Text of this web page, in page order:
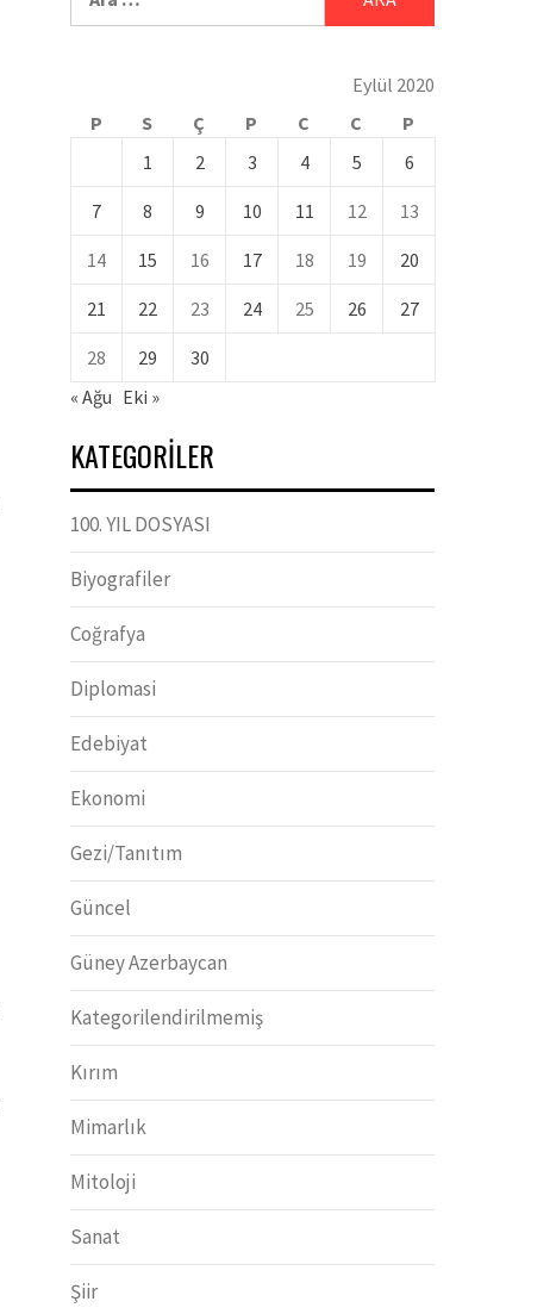
Eylül 2020
P
S Ç P C C
P
1
2 3 4 5 6
7 8 9 10 11 12 13
14 15 16 17 18 19 20
21 22 23 24 25 26 27
28 29
30
« Ağu Eki »
KATEGORILER
100. YIL DOSYASI
Biyografiler
Coğrafya
Diplomasi
Edebiyat
Ekonomi
Gezi/Tanıtım
Güncel
Güney Azerbaycan
Kategorilendirilmemiş
Kırım
Mimarlık
Mitoloji
Sanat
Şiir